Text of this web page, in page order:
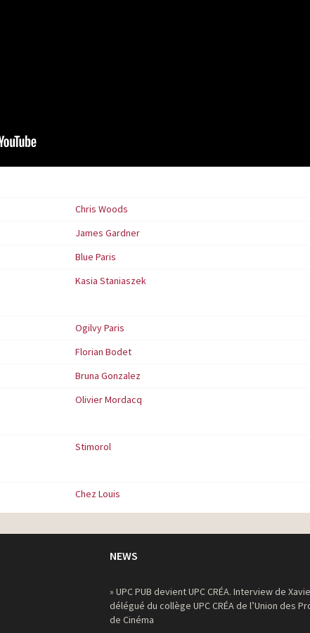
Chris Woods
James Gardner
Blue Paris
Kasia Staniaszek
Ogilvy Paris
Florian Bodet
Bruna Gonzalez
Olivier Mordacq
Stimorol
Chez Louis
NEWS
» UPC PUB devient UPC CRÉA. Interview de
délégué du collège UPC CRÉA de l’Union des
de Cinéma